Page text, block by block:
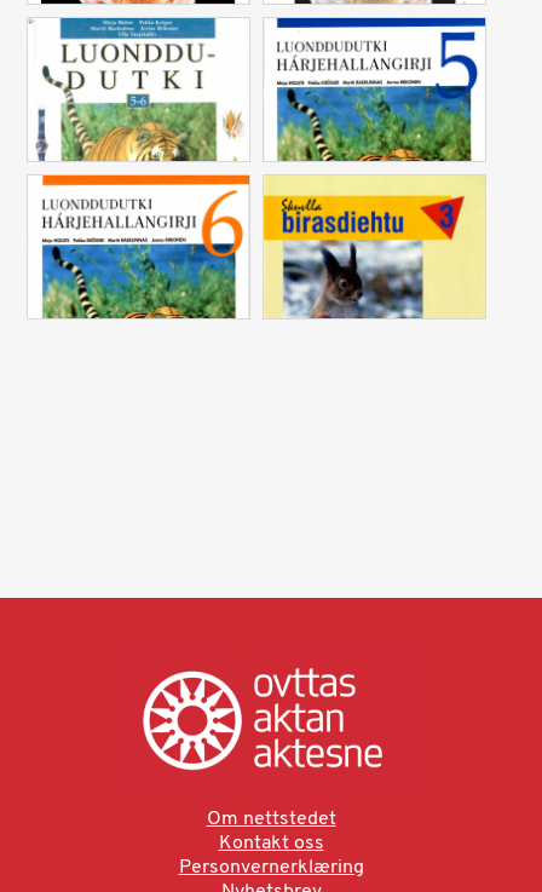
Om nettstedet
Kontakt oss
Personvernerklæring